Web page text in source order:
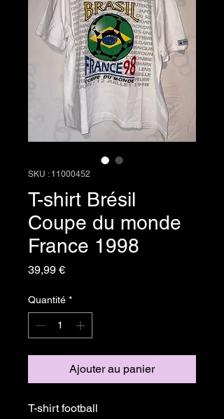
SKU : 11000452
T-shirt Brésil
Coupe du monde
France 1998
39,99 €Prix
Quantité *
Ajouter au panier
T-shirt football